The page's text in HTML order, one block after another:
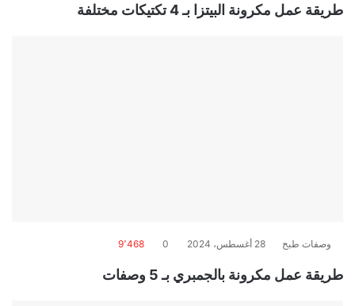
طريقة عمل مكرونة البيتزا بـ 4 تكتيكات مختلفة
وصفات طبخ 28 أغسطس، 2024 0 9٬468
طريقة عمل مكرونة بالجمبري بـ 5 وصفات